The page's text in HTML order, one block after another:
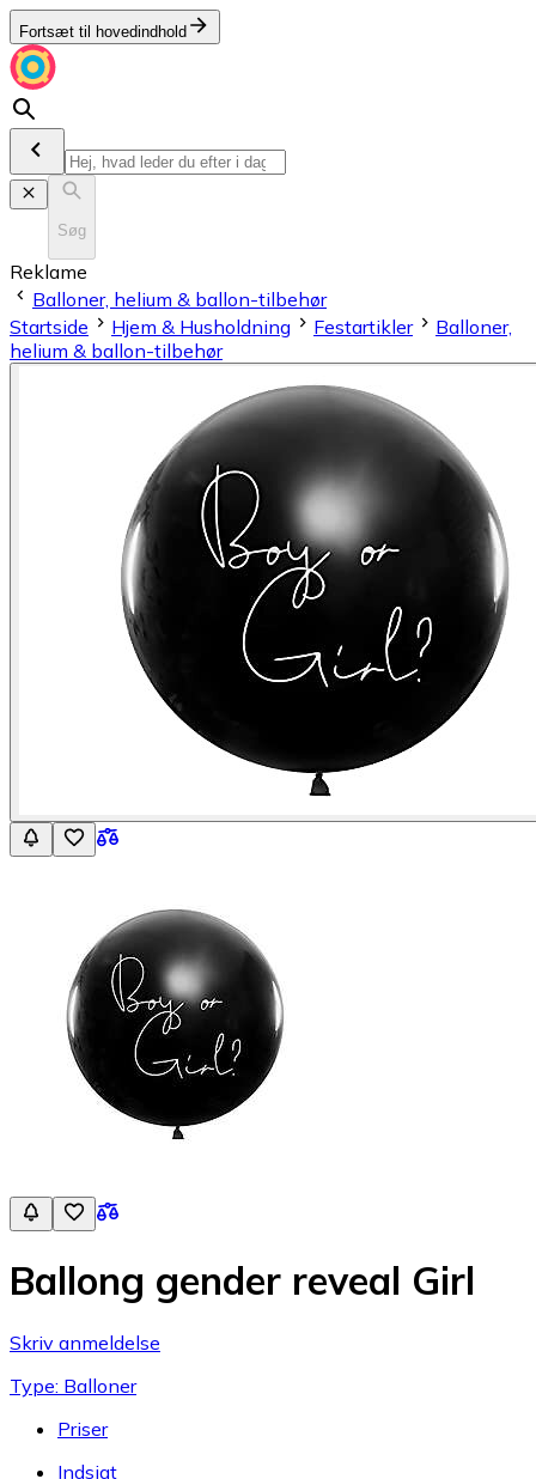
Fortsæt til hovedindhold
Søg
Reklame
Balloner, helium & ballon-tilbehør
Startside
Hjem & Husholdning Festartikler
Balloner,
helium & ballon-tilbehør
Ballong gender reveal Girl
Skriv anmeldelse
Type: Balloner
Priser
Indsigt